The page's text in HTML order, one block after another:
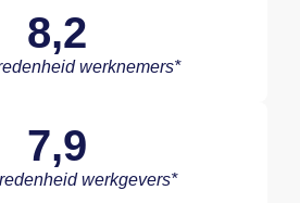
8,2
werknemers*
7,9
werkgevers*